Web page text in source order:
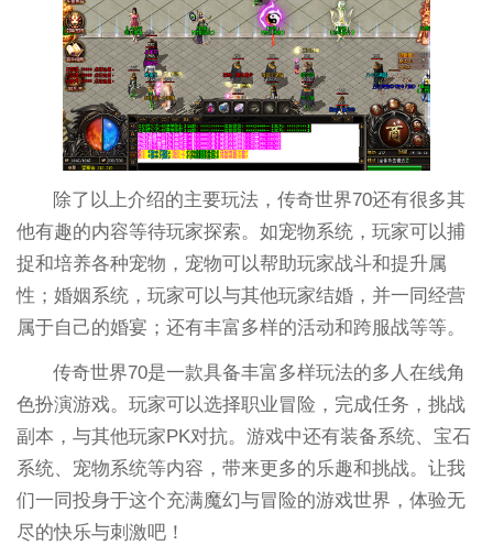
除了以上介绍的主要玩法，传奇世界70还有很多其
他有趣的内容等待玩家探索。如宠物系统，玩家可以捕
捉和培养各种宠物，宠物可以帮助玩家战斗和提升属
性；婚姻系统，玩家可以与其他玩家结婚，并一同经营
属于自己的婚宴；还有丰富多样的活动和跨服战等等。
传奇世界70是一款具备丰富多样玩法的多人在线角
色扮演游戏。玩家可以选择职业冒险，完成任务，挑战
副本，与其他玩家PK对抗。游戏中还有装备系统、宝石
系统、宠物系统等内容，带来更多的乐趣和挑战。让我
们一同投身于这个充满魔幻与冒险的游戏世界，体验无
尽的快乐与刺激吧！